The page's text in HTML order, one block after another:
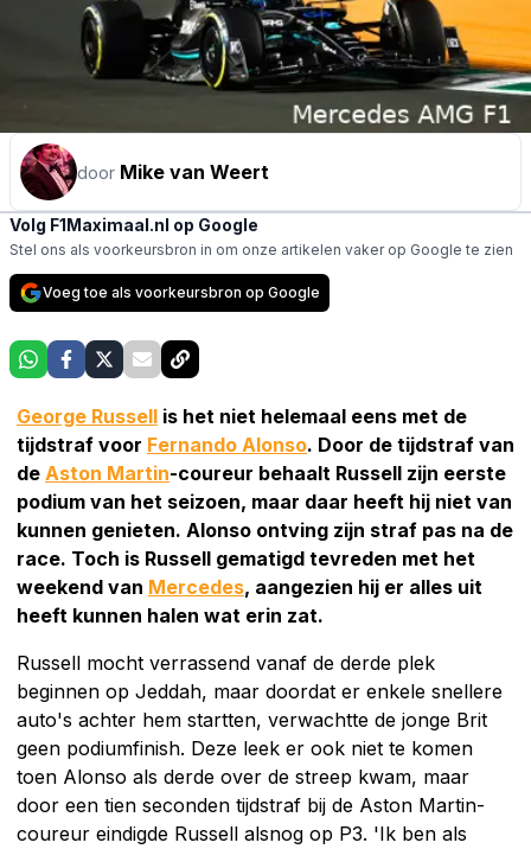
door Mike van Weert
Volg F1Maximaal.nl op Google
Stel ons als voorkeursbron in om onze artikelen vaker op Google te zien
Voeg toe als voorkeursbron op Google
George Russell is het niet helemaal eens met de
tijdstraf voor Fernando Alonso. Door de tijdstraf van
de Aston Martin-coureur behaalt Russell zijn eerste
podium van het seizoen, maar daar heeft hij niet van
kunnen genieten. Alonso ontving zijn straf pas na de
race. Toch is Russell gematigd tevreden met het
weekend van Mercedes, aangezien hij er alles uit
heeft kunnen halen wat erin zat.
Russell mocht verrassend vanaf de derde plek
beginnen op Jeddah, maar doordat er enkele snellere
auto's achter hem startten, verwachtte de jonge Brit
geen podiumfinish. Deze leek er ook niet te komen
toen Alonso als derde over de streep kwam, maar
door een tien seconden tijdstraf bij de Aston Martin-
coureur eindigde Russell alsnog op P3. 'Ik ben als